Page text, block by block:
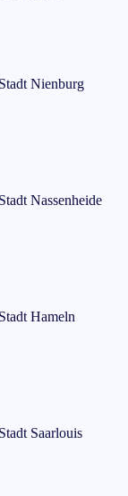
Nienburg
Nassenheide
Hameln
Saarlouis